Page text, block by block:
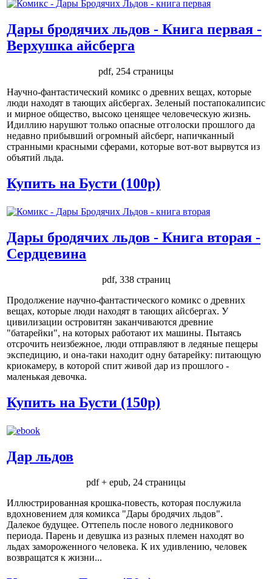
Дары бродячих льдов - Книга первая -
Верхушка айсберга
pdf, 254 страницы
Научно-фантастический комикс о древних вещах, которые
люди находят в тающих айсбергах. Зеленый постапокалипсис
и мирное общество, высоко ценящее человеческую жизнь.
Идиллию нарушют только опасные отголоски прошлого да
недавно прибывший огромный айсберг, напичканный
странными красными сферами, которые вот-вот вырвутся из
объятий льда.
Купить на Бусти (100р)
Дары бродячих льдов - Книга вторая -
Сердцевина
pdf, 338 страниц
Продолжение научно-фантастического комикс о древних
вещах, которые люди находят в тающих айсбергах. У
цивилизации островитян заканчиваются древние
"батарейки", на которых работают их машины. Пытаясь
отсрочить неизбежное, люди отправляют в ледяные пещеры
экспедицию, и она-таки находит одну батарейку: питающую
криокамеру, в которой спит живой дар из прошлого -
маленькая девочка.
Купить на Бусти (150р)
Дар льдов
pdf + epub, 24 страницы
Иллюстрированная крошка-повесть, которая послужила
вдохновением для комикса "Дары бродячих льдов".
Далекое будущее. Оттепель после нового ледникового
периода. Парень и девушка из разных племен находят во
льдах замороженного человека. К их удивлению, человек
возвращатся к жизни...